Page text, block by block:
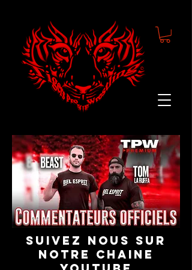
suivez nous sur
notre chaine